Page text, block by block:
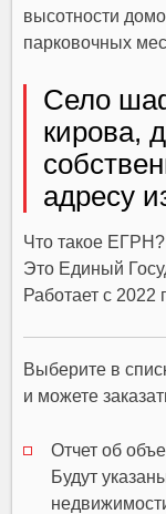
высотности
парковочных
Село
кирова,
адресу
Что такое ЕГРН?
Это Единый
Работает c 2022
Выберите в
и можете
Отчет об
Будут